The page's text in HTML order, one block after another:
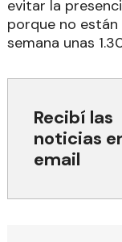
evitar la
porque no
semana unas
Recibí las
noticias
email